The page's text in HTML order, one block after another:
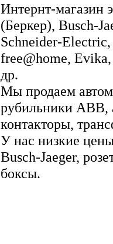
Интернт-магазин
(Беркер), Busch-
Schneider-
free@home,
др.
Мы продаем
рубильники ABB,
контакторы,
У нас низкие
Busch-Jaeger,
боксы.